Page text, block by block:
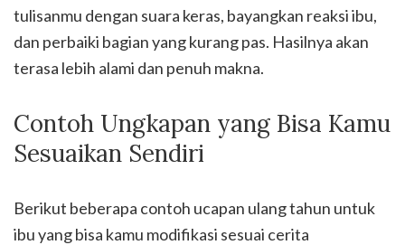
tulisanmu dengan suara keras, bayangkan reaksi ibu,
dan perbaiki bagian yang kurang pas. Hasilnya akan
terasa lebih alami dan penuh makna.
Contoh Ungkapan yang Bisa Kamu
Sesuaikan Sendiri
Berikut beberapa contoh ucapan ulang tahun untuk
ibu yang bisa kamu modifikasi sesuai cerita